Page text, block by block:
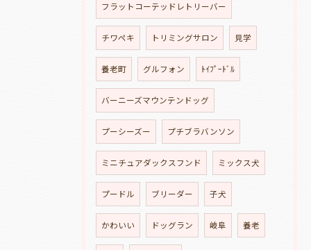
フラットコーテッドレトリーバー
チワペキ トリミングサロン 見学
養老町 グルフォン ﾄｲﾌﾟｰﾄﾞﾙ
バーニーズマウンテンドッグ
プーシーズー プチブラバンソン
ミニチュアダックスフンド ミックス犬
プードル ブリーダー 子犬
かわいい ドッグラン 岐阜 養老